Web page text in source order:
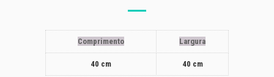
Comprimento Largura
40 cm 40 cm